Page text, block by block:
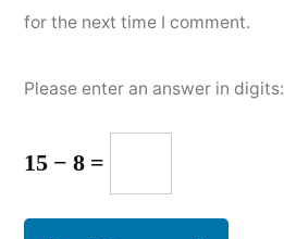
for the next time I comment.
Please enter an answer in digits:
15 − 8 =